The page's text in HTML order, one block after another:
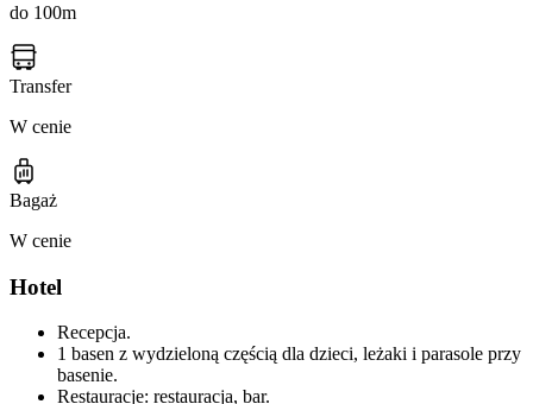
do 100m
Transfer
W cenie
Bagaż
W cenie
Hotel
Recepcja.
1 basen z wydzieloną częścią dla dzieci, leżaki i parasole przy
basenie.
Restauracje: restauracja, bar.